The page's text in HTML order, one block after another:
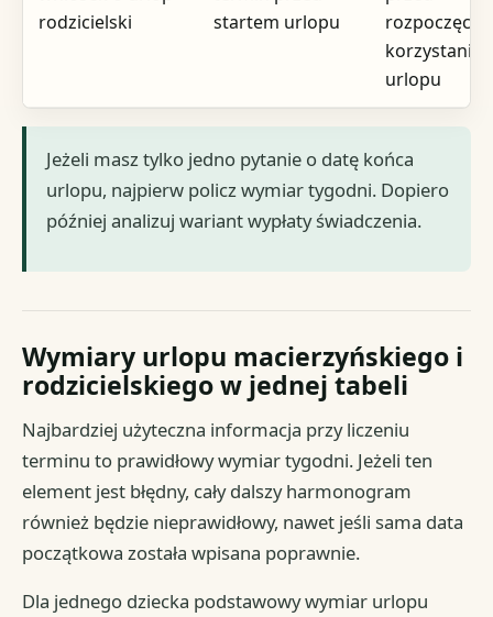
rodzicielski
startem urlopu
korzystania
urlopu
Jeżeli masz tylko jedno pytanie o datę końca
urlopu, najpierw policz wymiar tygodni. Dopiero
później analizuj wariant wypłaty świadczenia.
Wymiary urlopu macierzyńskiego i
rodzicielskiego w jednej tabeli
Najbardziej użyteczna informacja przy liczeniu
terminu to prawidłowy wymiar tygodni. Jeżeli ten
element jest błędny, cały dalszy harmonogram
również będzie nieprawidłowy, nawet jeśli sama data
początkowa została wpisana poprawnie.
Dla jednego dziecka podstawowy wymiar urlopu